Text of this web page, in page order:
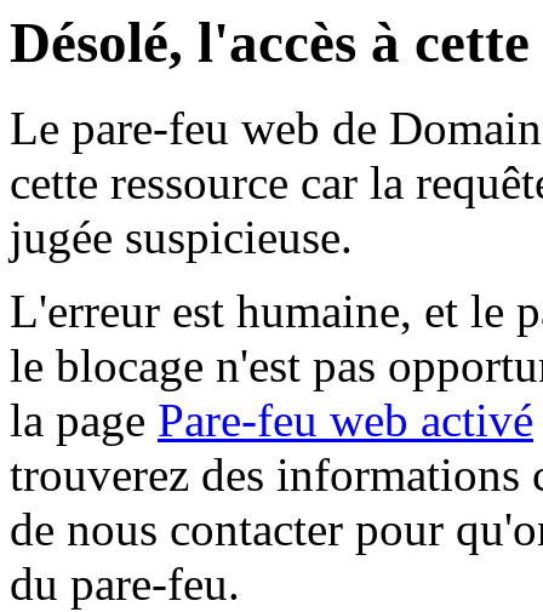
Désolé, l'accès à
Le pare-feu web de
cette ressource car la
jugée suspicieuse.
L'erreur est humaine, et le
le blocage n'est pas
la page Pare-feu web activé
trouverez des informations
de nous contacter pour
du pare-feu.